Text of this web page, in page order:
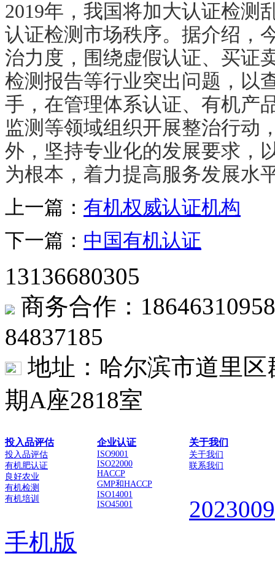
2019年，我国将加大认证检测
认证检测市场秩序。据介绍，
治力度，围绕虚假认证、买证
检测报告等行业突出问题，以
手，在管理体系认证、有机产
监测等领域组织开展整治行动
外，坚持专业化的发展要求，
为根本，着力提高服务发展水
上一篇： 有机权威认证机构
下一篇： 中国有机认证
13136680305
商务合作：
84837185
地址：哈尔滨市道里
期A座2818室
投入品评估
投入品评估
有机肥认证
良好农业
有机检测
有机培训
企业认证
ISO9001
ISO22000
HACCP
GMP和HACCP
ISO14001
ISO45001
关于我们
关于我们
联系我们
手机版